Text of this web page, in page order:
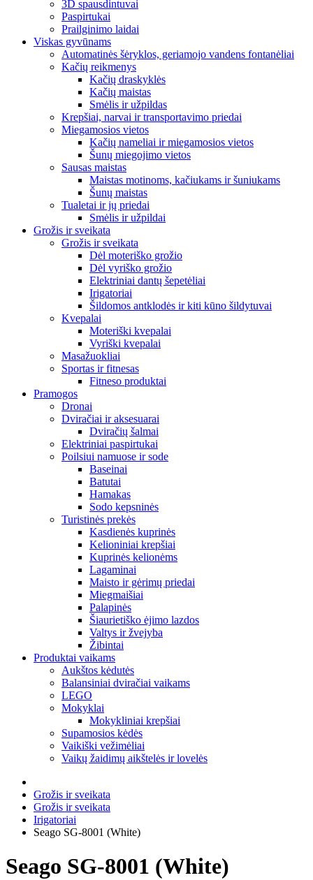
3D spausdintuvai
Paspirtukai
Prailginimo laidai
Viskas gyvūnams
Automatinės šėryklos, geriamojo vandens fontanėliai
Kačių reikmenys
Kačių draskyklės
Kačių maistas
Smėlis ir užpildas
Krepšiai, narvai ir transportavimo priedai
Miegamosios vietos
Kačių nameliai ir miegamosios vietos
Šunų miegojimo vietos
Sausas maistas
Maistas motinoms, kačiukams ir šuniukams
Šunų maistas
Tualetai ir jų priedai
Smėlis ir užpildai
Grožis ir sveikata
Grožis ir sveikata
Dėl moteriško grožio
Dėl vyriško grožio
Elektriniai dantų šepetėliai
Irigatoriai
Šildomos antklodės ir kiti kūno šildytuvai
Kvepalai
Moteriški kvepalai
Vyriški kvepalai
Masažuokliai
Sportas ir fitnesas
Fitneso produktai
Pramogos
Dronai
Dviračiai ir aksesuarai
Dviračių šalmai
Elektriniai paspirtukai
Poilsiui namuose ir sode
Baseinai
Batutai
Hamakas
Sodo kepsninės
Turistinės prekės
Kasdienės kuprinės
Kelioniniai krepšiai
Kuprinės kelionėms
Lagaminai
Maisto ir gėrimų priedai
Miegmaišiai
Palapinės
Šiaurietiško ėjimo lazdos
Valtys ir žvejyba
Žibintai
Produktai vaikams
Aukštos kėdutės
Balansiniai dviračiai vaikams
LEGO
Mokyklai
Mokykliniai krepšiai
Supamosios kėdės
Vaikiški vežimėliai
Vaikų žaidimų aikštelės ir lovelės
Grožis ir sveikata
Grožis ir sveikata
Irigatoriai
Seago SG-8001 (White)
Seago SG-8001 (White)